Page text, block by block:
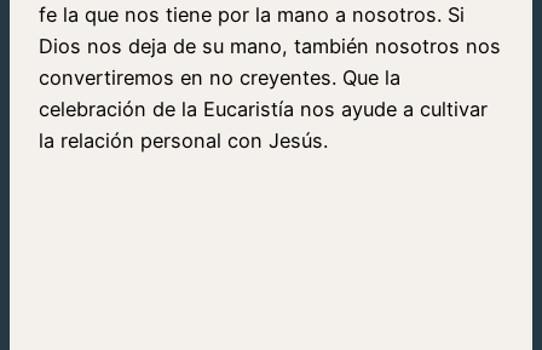
fe la que nos tiene por la mano a nosotros. Si
Dios nos deja de su mano, también nosotros nos
convertiremos en no creyentes. Que la
celebración de la Eucaristía nos ayude a cultivar
la relación personal con Jesús.